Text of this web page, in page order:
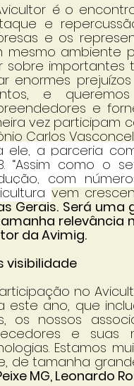
é o
e
e os
mesmo ambiente
sobre importantes
enormes
e
e
vez participam
Carlos
ele, a parceria
“Assim como o
com
vem
Gerais. Será
relevância
da Avimig.
visibilidade
no
este ano, que
os nossos
e suas
Estamos
de tamanha
MG, Leonardo